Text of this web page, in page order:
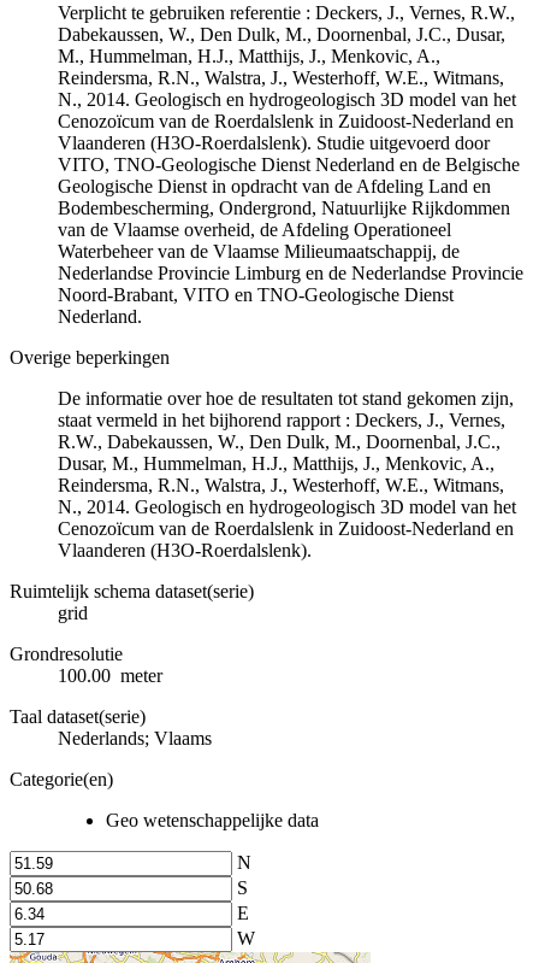
Verplicht te gebruiken referentie : Deckers, J., Vernes, R.W.,
Dabekaussen, W., Den Dulk, M., Doornenbal, J.C., Dusar,
M., Hummelman, H.J., Matthijs, J., Menkovic, A.,
Reindersma, R.N., Walstra, J., Westerhoff, W.E., Witmans,
N., 2014. Geologisch en hydrogeologisch 3D model van het
Cenozoïcum van de Roerdalslenk in Zuidoost-Nederland en
Vlaanderen (H3O-Roerdalslenk). Studie uitgevoerd door
VITO, TNO-Geologische Dienst Nederland en de Belgische
Geologische Dienst in opdracht van de Afdeling Land en
Bodembescherming, Ondergrond, Natuurlijke Rijkdommen
van de Vlaamse overheid, de Afdeling Operationeel
Waterbeheer van de Vlaamse Milieumaatschappij, de
Nederlandse Provincie Limburg en de Nederlandse Provincie
Noord-Brabant, VITO en TNO-Geologische Dienst
Nederland.
Overige beperkingen
De informatie over hoe de resultaten tot stand gekomen zijn,
staat vermeld in het bijhorend rapport : Deckers, J., Vernes,
R.W., Dabekaussen, W., Den Dulk, M., Doornenbal, J.C.,
Dusar, M., Hummelman, H.J., Matthijs, J., Menkovic, A.,
Reindersma, R.N., Walstra, J., Westerhoff, W.E., Witmans,
N., 2014. Geologisch en hydrogeologisch 3D model van het
Cenozoïcum van de Roerdalslenk in Zuidoost-Nederland en
Vlaanderen (H3O-Roerdalslenk).
Ruimtelijk schema dataset(serie)
grid
Grondresolutie
100.00 meter
Taal dataset(serie)
Nederlands; Vlaams
Categorie(en)
Geo wetenschappelijke data
N
S
E
W